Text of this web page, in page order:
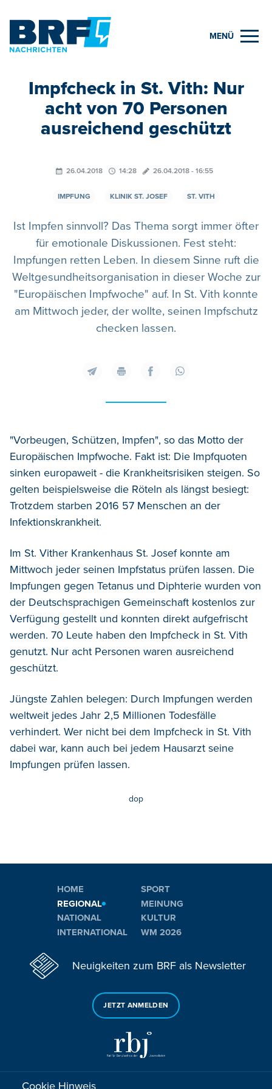
MENÜ
Impfcheck in St. Vith: Nur
acht von 70 Personen
ausreichend geschützt
26.04.2018 14:28 26.04.2018 - 16:55
IMPFUNG KLINIK ST. JOSEF ST. VITH
Ist Impfen sinnvoll? Das Thema sorgt immer öfter
für emotionale Diskussionen. Fest steht:
Impfungen retten Leben. In diesem Sinne ruft die
Weltgesundheitsorganisation in dieser Woche zur
"Europäischen Impfwoche" auf. In St. Vith konnte
am Mittwoch jeder, der wollte, seinen Impfschutz
checken lassen.
"Vorbeugen, Schützen, Impfen", so das Motto der
Europäischen Impfwoche. Fakt ist: Die Impfquoten
sinken europaweit - die Krankheitsrisiken steigen. So
gelten beispielsweise die Röteln als längst besiegt:
Trotzdem starben 2016 57 Menschen an der
Infektionskrankheit.
Im St. Vither Krankenhaus St. Josef konnte am
Mittwoch jeder seinen Impfstatus prüfen lassen. Die
Impfungen gegen Tetanus und Diphterie wurden von
der Deutschsprachigen Gemeinschaft kostenlos zur
Verfügung gestellt und konnten direkt aufgefrischt
werden. 70 Leute haben den Impfcheck in St. Vith
genutzt. Nur acht Personen waren ausreichend
geschützt.
Jüngste Zahlen belegen: Durch Impfungen werden
weltweit jedes Jahr 2,5 Millionen Todesfälle
verhindert. Wer nicht bei dem Impfcheck in St. Vith
dabei war, kann auch bei jedem Hausarzt seine
Impfungen prüfen lassen.
dop
HOME
REGIONAL
NATIONAL
INTERNATIONAL
SPORT
MEINUNG
KULTUR
WM 2026
Neuigkeiten zum BRF als Newsletter
JETZT ANMELDEN
Cookie Hinweis